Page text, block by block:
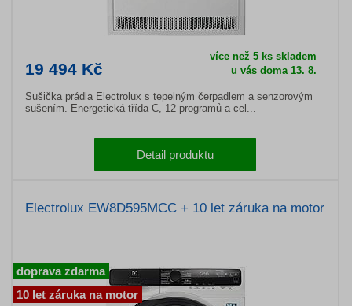
19 494 Kč
více než 5 ks skladem
u vás doma 13. 8.
Sušička prádla Electrolux s tepelným čerpadlem a senzorovým
sušením. Energetická třída C, 12 programů a cel...
Detail produktu
Electrolux EW8D595MCC + 10 let záruka na motor
doprava zdarma
10 let záruka na motor